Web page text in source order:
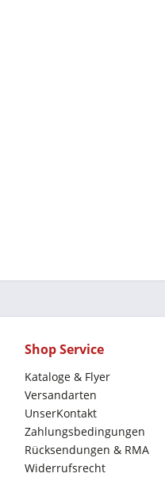
Shop Service
Kataloge & Flyer
Versandarten
UnserKontakt
Zahlungsbedingungen
Rücksendungen & RMA
Widerrufsrecht